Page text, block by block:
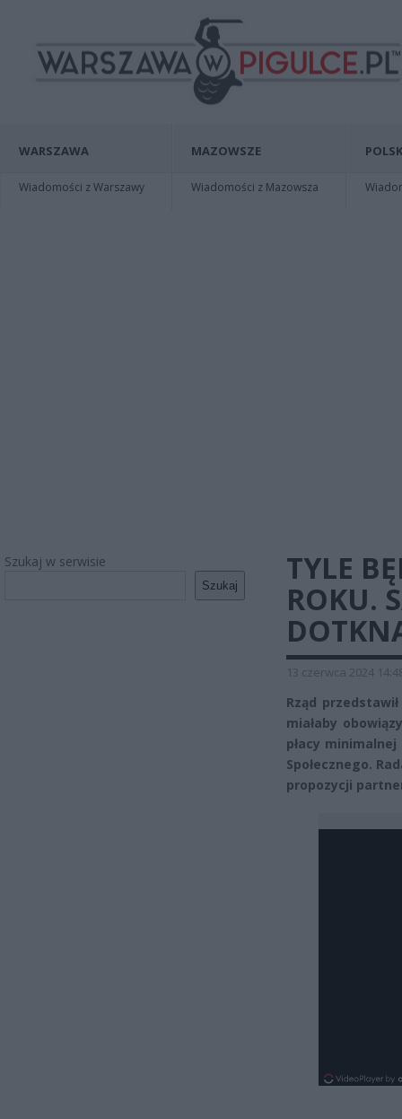
WARSZAWA
Wiadomości z Warszawy
MAZOWSZE
Wiadomości z Mazowsza
Szukaj w serwisie
Szukaj
TYLE
ROKU.
13 czerwca 2024
Rząd
miałaby
płacy
Społecznego.
propozycji